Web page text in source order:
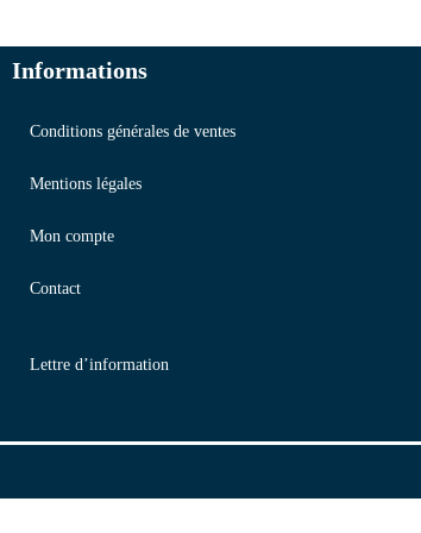
Informations
Conditions générales de ventes
Mentions légales
Mon compte
Contact
Lettre d’information